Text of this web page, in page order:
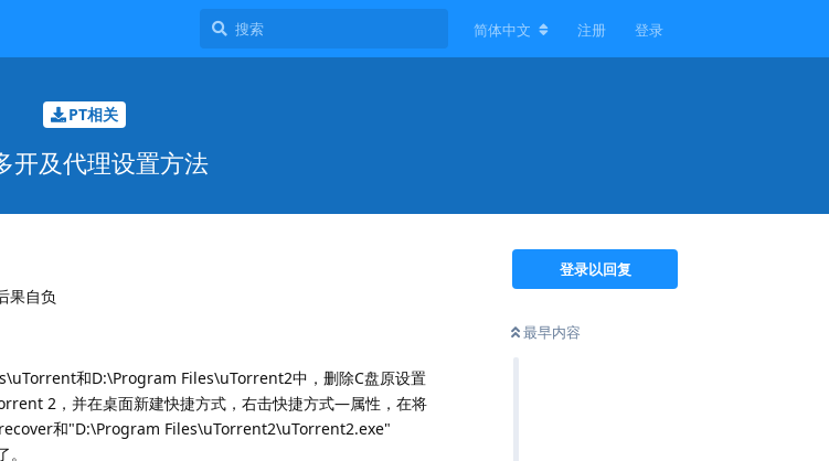
简体中文 注册 登录
PT相关
开及代理设置方法
登录以回复
最早内容
果自负
和D:\Program Files\uTorrent2中，删除C盘原设置
2，并在桌面新建快捷方式，右击快捷方式—属性，在将
和"D:\Program Files\uTorrent2\uTorrent2.exe"